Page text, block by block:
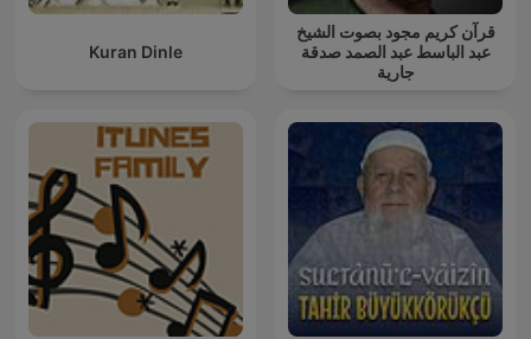
Kuran Dinle
قرآن كريم مجود بصوت الشيخ
عبد الباسط عبد الصمد صدقة
جارية